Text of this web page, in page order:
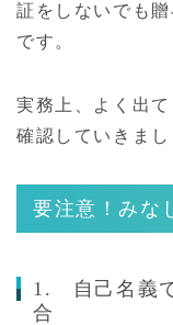
証をしないでも
です。
実務上、よく出
確認していきまし
要注意！みな
1. 自己名義
合